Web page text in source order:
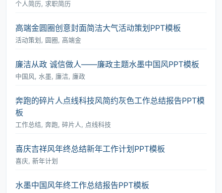
个人简历, 求职简历
高端金圆圈创意封面简洁大气活动策划PPT模板
活动策划, 圆圈, 高端金
廉洁从政 诚信做人――廉政主题水墨中国风PPT模板
中国风, 水墨, 廉洁, 廉政
奔跑的碎片人点线科技风简约灰色工作总结报告PPT模
板
工作总结, 奔跑, 碎片人, 点线科技
喜庆吉祥风年终总结新年工作计划PPT模板
喜庆, 新年计划
水墨中国风年终工作总结报告PPT模板